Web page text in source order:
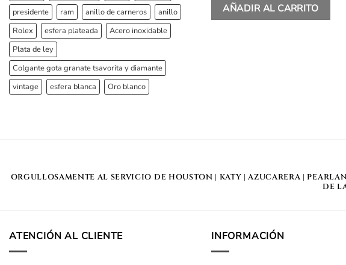
presidente
ram anillo de carneros
anillo
Rolex
esfera plateada
Acero inoxidable
Plata de ley
Colgante gota granate tsavorita y diamante
vintage
esfera blanca Oro blanco
AÑADIR AL CARRITO
ORGULLOSAMENTE AL SERVICIO DE HOUSTON | KATY |AZUCARERA |
DE
ATENCIÓN AL CLIENTE INFORMACIÓN